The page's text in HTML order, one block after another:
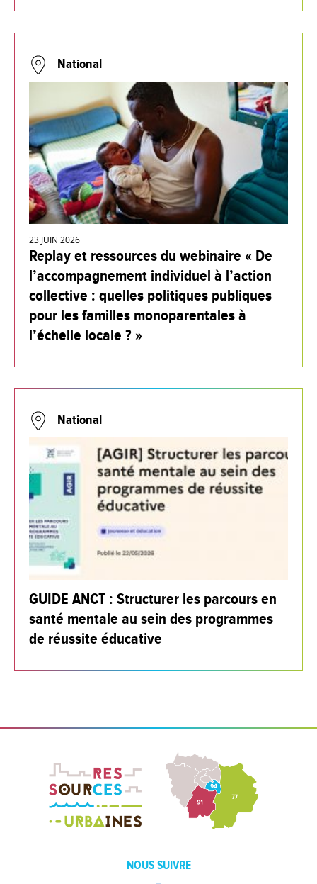
National
23 JUIN 2026
Replay et ressources du webinaire « De
l’accompagnement individuel à l’action
collective : quelles politiques publiques
pour les familles monoparentales à
l’échelle locale ? »
National
GUIDE ANCT : Structurer les parcours en
santé mentale au sein des programmes
de réussite éducative
NOUS SUIVRE